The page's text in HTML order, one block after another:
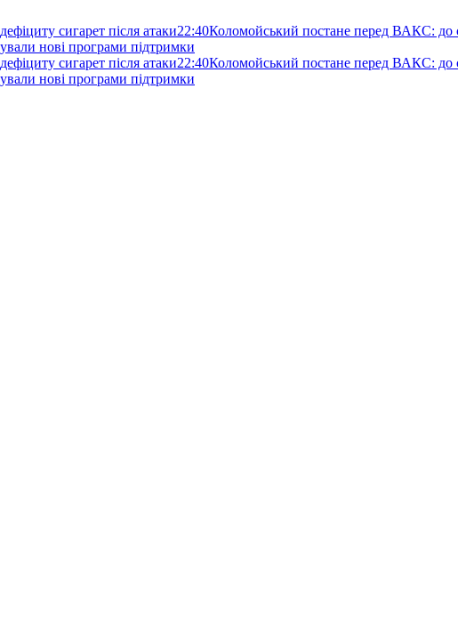
сигарет після атаки22:40Коломойський постане перед ВАКС: до
нові програми підтримки
сигарет після атаки22:40Коломойський постане перед ВАКС: до
нові програми підтримки